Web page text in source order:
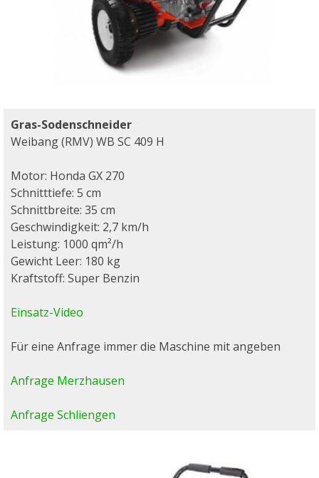
Gras-Sodenschneider
Weibang (RMV) WB SC 409 H
Motor: Honda GX 270
Schnitttiefe: 5 cm
Schnittbreite: 35 cm
Geschwindigkeit: 2,7 km/h
Leistung: 1000 qm²/h
Gewicht Leer: 180 kg
Kraftstoff: Super Benzin
Einsatz-Video
Für eine Anfrage immer die Maschine mit angeben
Anfrage Merzhausen
Anfrage Schliengen